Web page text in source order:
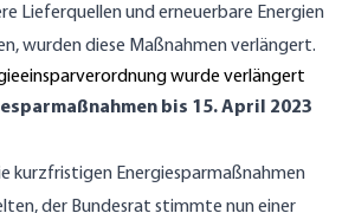
Lieferquellen und erneuerbare Energien
wurden diese Maßnahmen verlängert.
bis 15. April 2023
kurzfristigen Energiesparmaßnahmen
der Bundesrat stimmte nun einer